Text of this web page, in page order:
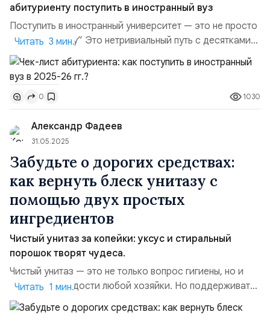
абитуриенту поступить в иностранный вуз
Поступить в иностранный университет — это не просто
“подать анкету” Это нетривиальный путь с десятками
этапов, нюансов, дедлайнов, возможностей… и, увы,
рисков. От выбора страны и вуза до оформления визы
и сборов — каждый шаг имеет значение. Я прошла
через это сама, помогла пройти другим и теперь
решила разложить процесс по полочкам...
Читать 3 мин.
0 1030
Александр Фадеев
31.05.2025
Забудьте о дорогих средствах:
как вернуть блеск унитазу с
помощью двух простых
ингредиентов
Чистый унитаз за копейки: уксус и стиральный
порошок творят чудеса.
Чистый унитаз — это не только вопрос гигиены, но и
повод для гордости любой хозяйки. Но поддерживать
сантехнику в идеальном состоянии не так просто:
Читать 1 мин.